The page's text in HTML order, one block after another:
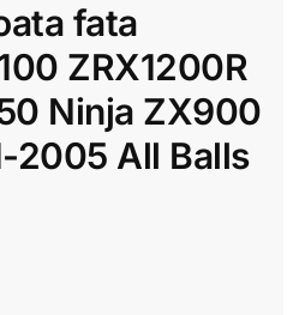
fata
ZRX1200R
Ninja ZX900
2005 All Balls